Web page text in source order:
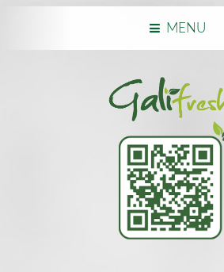
MENU